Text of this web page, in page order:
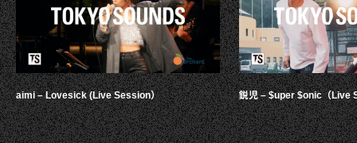
aimi – Lovesick (Live Session） 鋭児 – $uper $onic（Live